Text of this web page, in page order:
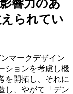
響力のあ
られてい
マークデザイン
ションを考慮し機
を開拓し、それに
し、やがて「デン